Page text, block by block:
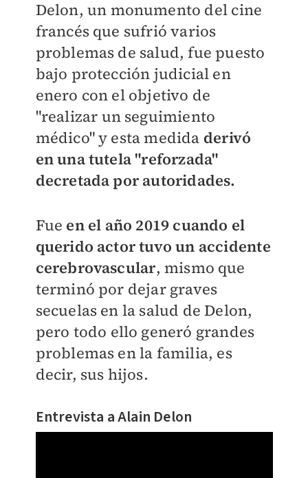
Delon, un monumento del cine
francés que sufrió varios
problemas de salud, fue puesto
bajo protección judicial en
enero con el objetivo de
"realizar un seguimiento
médico" y esta medida derivó
en una tutela "reforzada"
decretada por autoridades.
Fue en el año 2019 cuando el
querido actor tuvo un accidente
cerebrovascular, mismo que
terminó por dejar graves
secuelas en la salud de Delon,
pero todo ello generó grandes
problemas en la familia, es
decir, sus hijos.
Entrevista a Alain Delon